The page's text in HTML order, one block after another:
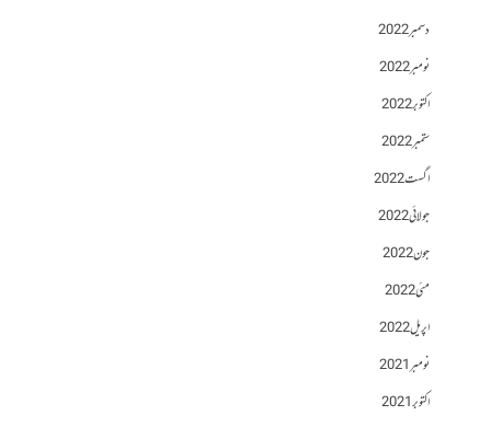
دسمبر 2022
نومبر 2022
اکتوبر 2022
ستمبر 2022
اگست 2022
جولائی 2022
جون 2022
مئی 2022
اپریل 2022
نومبر 2021
اکتوبر 2021